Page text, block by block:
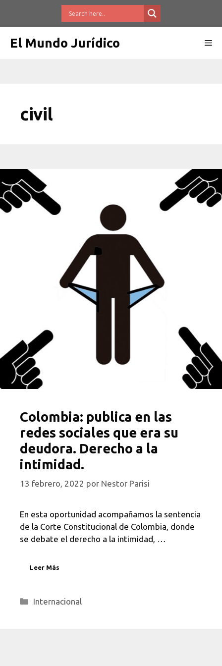
El Mundo Jurídico
civil
Colombia: publica en las
redes sociales que era su
deudora. Derecho a la
intimidad.
13 febrero, 2022 por Nestor Parisi
En esta oportunidad acompañamos la sentencia
de la Corte Constitucional de Colombia, donde
se debate el derecho a la intimidad, …
Leer Más
Categorías
Internacional